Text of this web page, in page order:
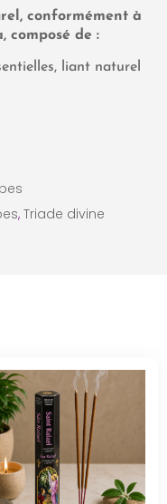
conformément à
composé de :
liant naturel
, Triade divine